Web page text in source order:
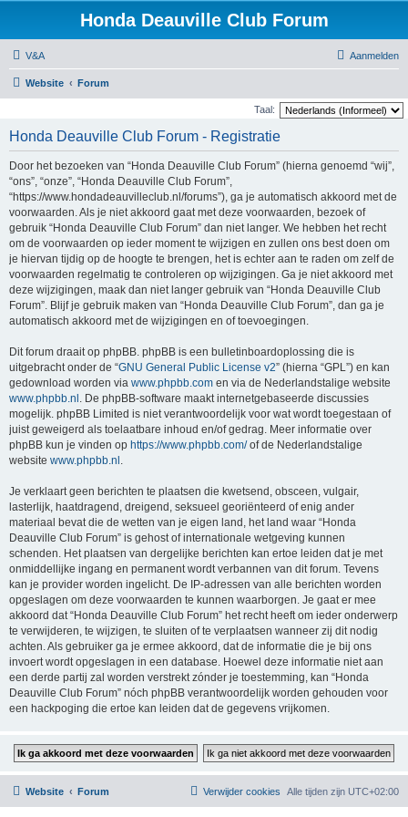
Honda Deauville Club Forum
V&A Aanmelden
Website Forum
Taal:
Honda Deauville Club Forum - Registratie
Door het bezoeken van “Honda Deauville Club Forum” (hierna genoemd “wij”,
“ons”, “onze”, “Honda Deauville Club Forum”,
“https://www.hondadeauvilleclub.nl/forums”), ga je automatisch akkoord met de
voorwaarden. Als je niet akkoord gaat met deze voorwaarden, bezoek of
gebruik “Honda Deauville Club Forum” dan niet langer. We hebben het recht
om de voorwaarden op ieder moment te wijzigen en zullen ons best doen om
je hiervan tijdig op de hoogte te brengen, het is echter aan te raden om zelf de
voorwaarden regelmatig te controleren op wijzigingen. Ga je niet akkoord met
deze wijzigingen, maak dan niet langer gebruik van “Honda Deauville Club
Forum”. Blijf je gebruik maken van “Honda Deauville Club Forum”, dan ga je
automatisch akkoord met de wijzigingen en of toevoegingen.
Dit forum draait op phpBB. phpBB is een bulletinboardoplossing die is
uitgebracht onder de “GNU General Public License v2” (hierna “GPL”) en kan
gedownload worden via www.phpbb.com en via de Nederlandstalige website
www.phpbb.nl . De phpBB-software maakt internetgebaseerde discussies
mogelijk. phpBB Limited is niet verantwoordelijk voor wat wordt toegestaan of
juist geweigerd als toelaatbare inhoud en/of gedrag. Meer informatie over
phpBB kun je vinden op https://www.phpbb.com/of de Nederlandstalige
website www.phpbb.nl .
Je verklaart geen berichten te plaatsen die kwetsend, obsceen, vulgair,
lasterlijk, haatdragend, dreigend, seksueel georiënteerd of enig ander
materiaal bevat die de wetten van je eigen land, het land waar “Honda
Deauville Club Forum” is gehost of internationale wetgeving kunnen
schenden. Het plaatsen van dergelijke berichten kan ertoe leiden dat je met
onmiddellijke ingang en permanent wordt verbannen van dit forum. Tevens
kan je provider worden ingelicht. De IP-adressen van alle berichten worden
opgeslagen om deze voorwaarden te kunnen waarborgen. Je gaat er mee
akkoord dat “Honda Deauville Club Forum” het recht heeft om ieder onderwerp
te verwijderen, te wijzigen, te sluiten of te verplaatsen wanneer zij dit nodig
achten. Als gebruiker ga je ermee akkoord, dat de informatie die je bij ons
invoert wordt opgeslagen in een database. Hoewel deze informatie niet aan
een derde partij zal worden verstrekt zónder je toestemming, kan “Honda
Deauville Club Forum” nóch phpBB verantwoordelijk worden gehouden voor
een hackpoging die ertoe kan leiden dat de gegevens vrijkomen.
Website Forum Alle tijden zijn UTC+02:00
Verwijder cookies